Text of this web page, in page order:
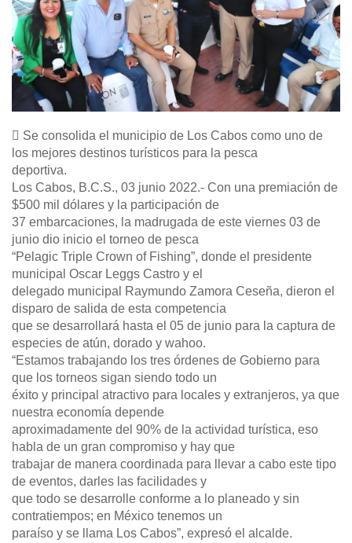
 Se consolida el municipio de Los Cabos como uno de
los mejores destinos turísticos para la pesca
deportiva.
Los Cabos, B.C.S., 03 junio 2022.- Con una premiación de
$500 mil dólares y la participación de
37 embarcaciones, la madrugada de este viernes 03 de
junio dio inicio el torneo de pesca
“Pelagic Triple Crown of Fishing”, donde el presidente
municipal Oscar Leggs Castro y el
delegado municipal Raymundo Zamora Ceseña, dieron el
disparo de salida de esta competencia
que se desarrollará hasta el 05 de junio para la captura de
especies de atún, dorado y wahoo.
“Estamos trabajando los tres órdenes de Gobierno para
que los torneos sigan siendo todo un
éxito y principal atractivo para locales y extranjeros, ya que
nuestra economía depende
aproximadamente del 90% de la actividad turística, eso
habla de un gran compromiso y hay que
trabajar de manera coordinada para llevar a cabo este tipo
de eventos, darles las facilidades y
que todo se desarrolle conforme a lo planeado y sin
contratiempos; en México tenemos un
paraíso y se llama Los Cabos”, expresó el alcalde.